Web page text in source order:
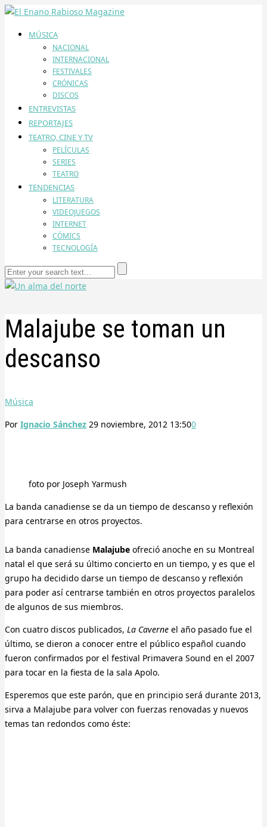
MÚSICA
NACIONAL
INTERNACIONAL
FESTIVALES
CRÓNICAS
DISCOS
ENTREVISTAS
REPORTAJES
TEATRO, CINE Y TV
PELÍCULAS
SERIES
TEATRO
TENDENCIAS
LITERATURA
VIDEOJUEGOS
INTERNET
CÓMICS
TECNOLOGÍA
Malajube se toman un
descanso
Música
Por Ignacio Sánchez 29 noviembre, 2012 13:500
foto por Joseph Yarmush
La banda canadiense se da un tiempo de descanso y reflexión
para centrarse en otros proyectos.
La banda canadiense Malajube ofreció anoche en su Montreal
natal el que será su último concierto en un tiempo, y es que el
grupo ha decidido darse un tiempo de descanso y reflexión
para poder así centrarse también en otros proyectos paralelos
de algunos de sus miembros.
Con cuatro discos publicados, La Caverne el año pasado fue el
último, se dieron a conocer entre el público español cuando
fueron confirmados por el festival Primavera Sound en el 2007
para tocar en la fiesta de la sala Apolo.
Esperemos que este parón, que en principio será durante 2013,
sirva a Malajube para volver con fuerzas renovadas y nuevos
temas tan redondos como éste: